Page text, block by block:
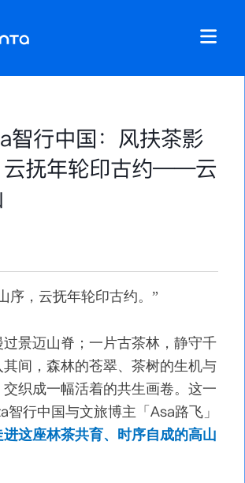
智行中国：风扶茶影
云抚年轮印古约——云
序，云抚年轮印古约。”
景迈山脊；一片古茶林，静守千
间，森林的苍翠、茶树的生机与
织成一幅活着的共生画卷。这一
智行中国与文旅博主「 Asa路飞」
这座林茶共育、时序自成的高山